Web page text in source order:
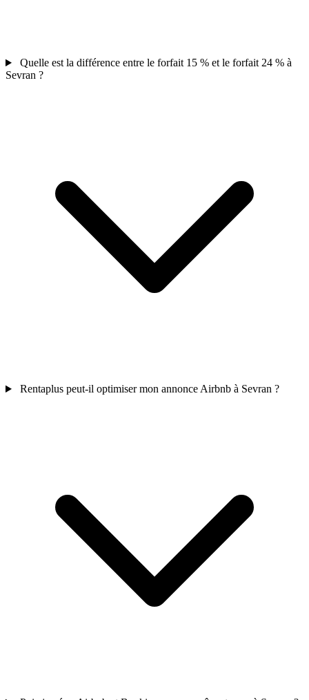
Quelle est la différence entre le forfait 15 % et le forfait 24 % à
Sevran ?
Rentaplus peut-il optimiser mon annonce Airbnb à Sevran ?